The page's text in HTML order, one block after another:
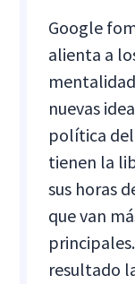
Google
alienta a
nuevas
política
tienen la
sus horas
que van
resultado